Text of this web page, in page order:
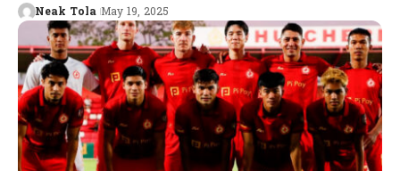
Neak Tola May 19, 2025